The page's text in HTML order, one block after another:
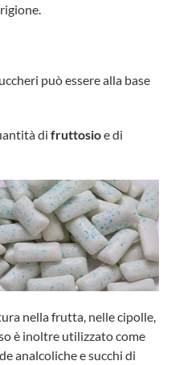
può essere alla base
di fruttosioe di
nella frutta, nelle cipolle,
è inoltre utilizzato come
analcoliche e succhi di